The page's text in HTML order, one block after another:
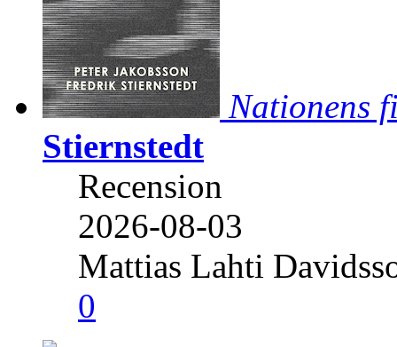
Nationens
Stiernstedt
Recension
2026-08-03
Mattias Lahti
0